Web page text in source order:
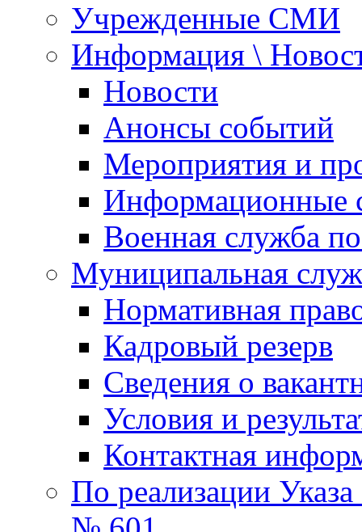
Учрежденные СМИ
Информация \
Новости
Анонсы событий
Мероприятия и
Информационные
Военная служба
Муниципальная
Нормативная
Кадровый резерв
Сведения о
Условия и
Контактная
По реализации